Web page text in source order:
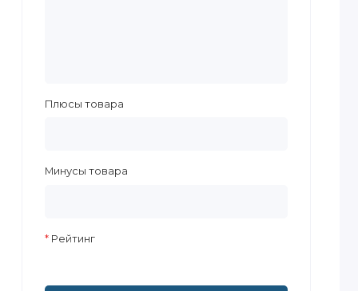
Плюсы товара
Минусы товара
Рейтинг